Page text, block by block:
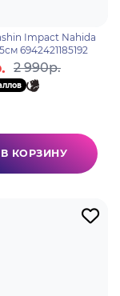
Impact Nahida
6942421185192
2 990р.
В КОРЗИНУ